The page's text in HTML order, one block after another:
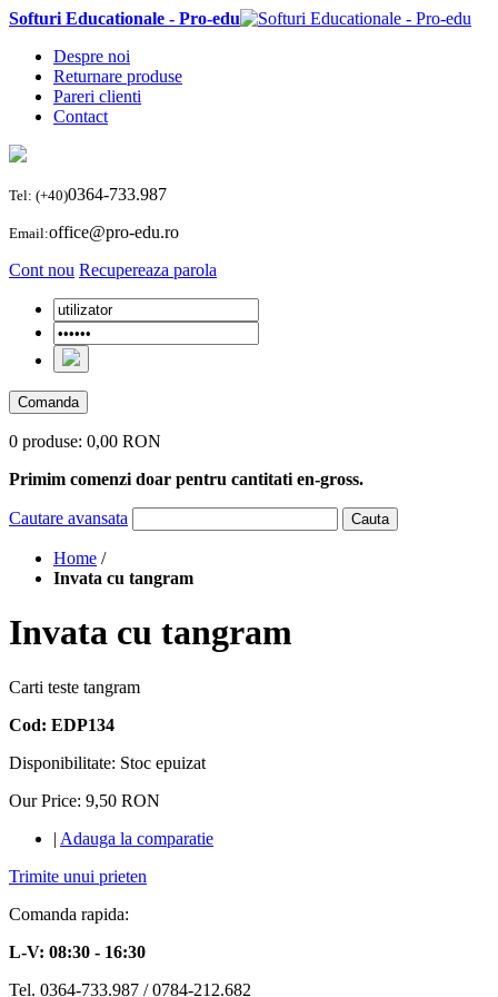
Softuri Educationale - Pro-edu
Despre noi
Returnare produse
Pareri clienti
Contact
Tel: (+40)0364-733.987
Email:office@pro-edu.ro
Cont nou Recupereaza parola
Comanda
0 produse: 0,00 RON
Primim comenzi doar pentru cantitati en-gross.
Cautare avansata Cauta
Home /
Invata cu tangram
Invata cu tangram
Carti teste tangram
Cod: EDP134
Disponibilitate: Stoc epuizat
Our Price: 9,50 RON
| Adauga la comparatie
Trimite unui prieten
Comanda rapida:
L-V: 08:30 - 16:30
Tel. 0364-733.987 / 0784-212.682